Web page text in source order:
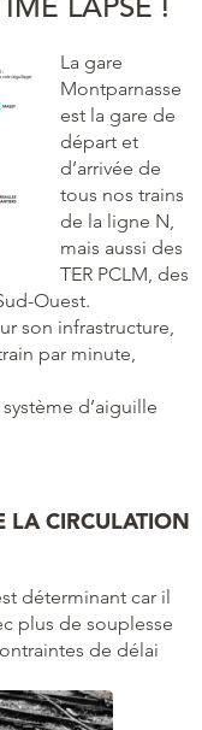
La gare
Montparnasse
est la gare de
départ et
d’arrivée de
tous nos trains
de la ligne N,
mais aussi des
TER PCLM, des
Ouest.
son infrastructure,
par minute,
d’aiguille
LA CIRCULATION
déterminant car il
plus de souplesse
de délai